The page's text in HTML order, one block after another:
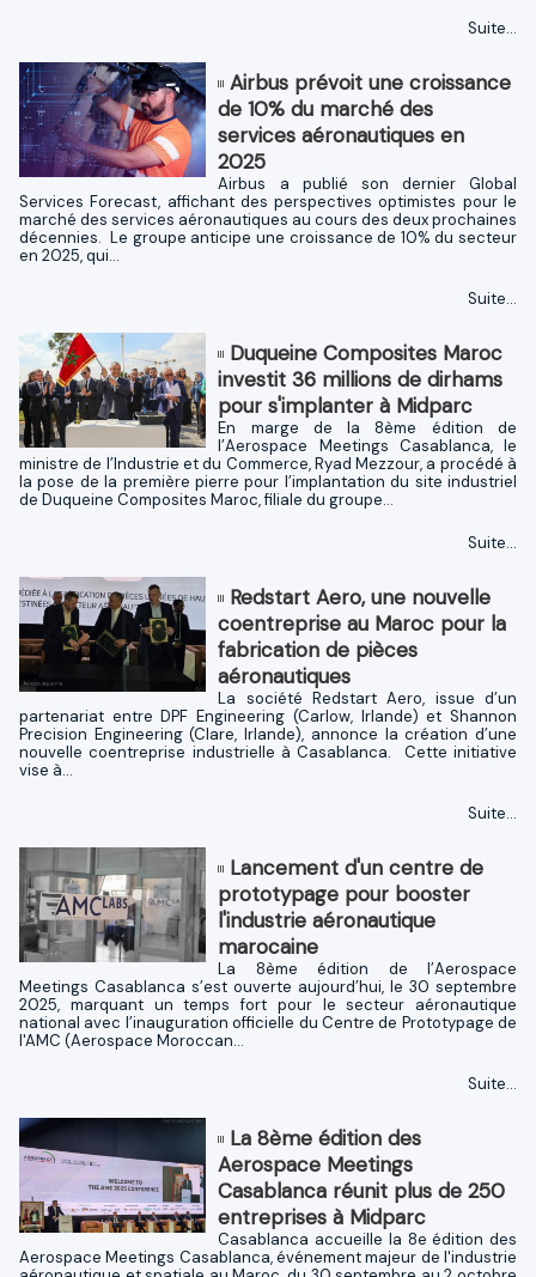
Suite...
Airbus prévoit une croissance
de 10% du marché des
services aéronautiques en
2025
Airbus a publié son dernier Global
Services Forecast, affichant des perspectives optimistes pour le
marché des services aéronautiques au cours des deux prochaines
décennies. Le groupe anticipe une croissance de 10% du secteur
en 2025, qui...
Suite...
Duqueine Composites Maroc
investit 36 millions de dirhams
pour s'implanter à Midparc
En marge de la 8ème édition de
l’Aerospace Meetings Casablanca, le
ministre de l’Industrie et du Commerce, Ryad Mezzour, a procédé à
la pose de la première pierre pour l’implantation du site industriel
de Duqueine Composites Maroc, filiale du groupe...
Suite...
Redstart Aero, une nouvelle
coentreprise au Maroc pour la
fabrication de pièces
aéronautiques
La société Redstart Aero, issue d’un
partenariat entre DPF Engineering (Carlow, Irlande) et Shannon
Precision Engineering (Clare, Irlande), annonce la création d’une
nouvelle coentreprise industrielle à Casablanca. Cette initiative
vise à...
Suite...
Lancement d'un centre de
prototypage pour booster
l'industrie aéronautique
marocaine
La 8ème édition de l’Aerospace
Meetings Casablanca s’est ouverte aujourd’hui, le 30 septembre
2025, marquant un temps fort pour le secteur aéronautique
national avec l’inauguration officielle du Centre de Prototypage de
l'AMC (Aerospace Moroccan...
Suite...
La 8ème édition des
Aerospace Meetings
Casablanca réunit plus de 250
entreprises à Midparc
Casablanca accueille la 8e édition des
Aerospace Meetings Casablanca, événement majeur de l'industrie